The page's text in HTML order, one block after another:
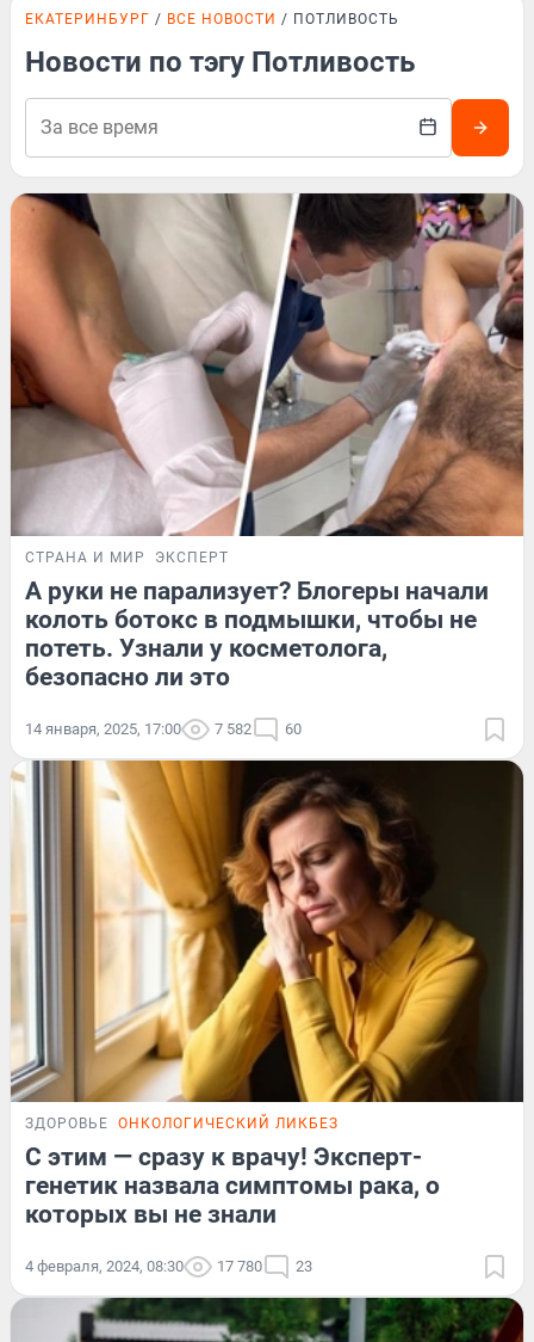
ЕКАТЕРИНБУРГ ВСЕ НОВОСТИ ПОТЛИВОСТЬ
Новости по тэгу Потливость
СТРАНА И МИР ЭКСПЕРТ
А руки не парализует? Блогеры начали
колоть ботокс в подмышки, чтобы не
потеть. Узнали у косметолога,
безопасно ли это
14 января, 2025, 17:00 7 582 60
ЗДОРОВЬЕ ОНКОЛОГИЧЕСКИЙ ЛИКБЕЗ
С этим — сразу к врачу! Эксперт-
генетик назвала симптомы рака, о
которых вы не знали
4 февраля, 2024, 08:30 17 780 23